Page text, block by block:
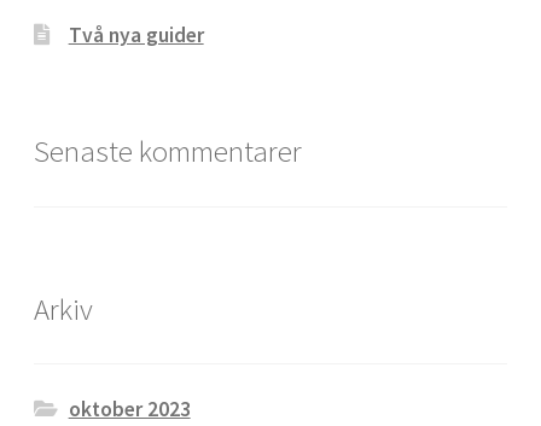
Två nya guider
Senaste kommentarer
Arkiv
oktober 2023